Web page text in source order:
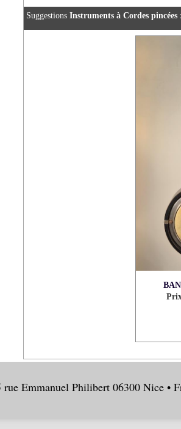
Suggestions Instruments à Cordes pincées
rue Emmanuel Philibert 06300 Nice •